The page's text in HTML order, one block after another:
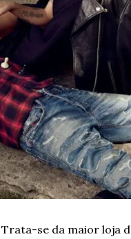
se da maior loja